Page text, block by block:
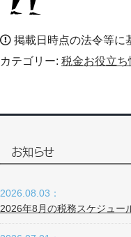
掲載日時点の法令等に
カテゴリー: 税金お役立ち
お知らせ
2026.08.03：
2026年8月の税務スケジュー